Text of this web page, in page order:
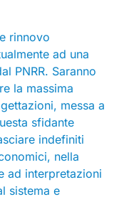
rinnovo
ad una
PNRR. Saranno
la massima
messa a
sfidante
indefiniti
nella
ad interpretazioni
sistema e